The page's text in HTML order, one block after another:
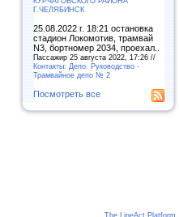
Г.ЧЕЛЯБИНСК
25.08.2022 г. 18:21 остановка
стадион Локомотив, трамвай
N3, бортномер 2034, проехал..
Пассажир 25 августа 2022, 17:26 //
Контакты: Депо. Руководство -
Трамвайное депо № 2
Посмотреть все
The LineAct Platform